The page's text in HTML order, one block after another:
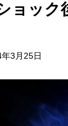
ョック
年3月25日